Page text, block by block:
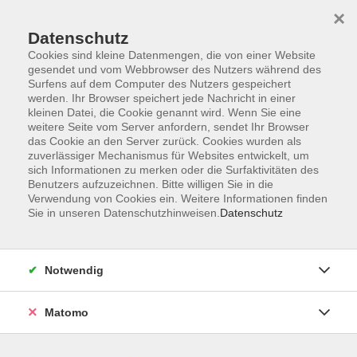
Zum Hauptinhalt springen
Der Kurs konnte nicht gefunden werden.
Volkshochschule Bad Reichenhall
Datenschutz
Cookies sind kleine Datenmengen, die von einer Website
gesendet und vom Webbrowser des Nutzers während des
Surfens auf dem Computer des Nutzers gespeichert
werden. Ihr Browser speichert jede Nachricht in einer
kleinen Datei, die Cookie genannt wird. Wenn Sie eine
weitere Seite vom Server anfordern, sendet Ihr Browser
das Cookie an den Server zurück. Cookies wurden als
zuverlässiger Mechanismus für Websites entwickelt, um
sich Informationen zu merken oder die Surfaktivitäten des
Benutzers aufzuzeichnen. Bitte willigen Sie in die
Verwendung von Cookies ein. Weitere Informationen finden
Sie in unseren Datenschutzhinweisen. Datenschutz
×
Notwendig
Matomo